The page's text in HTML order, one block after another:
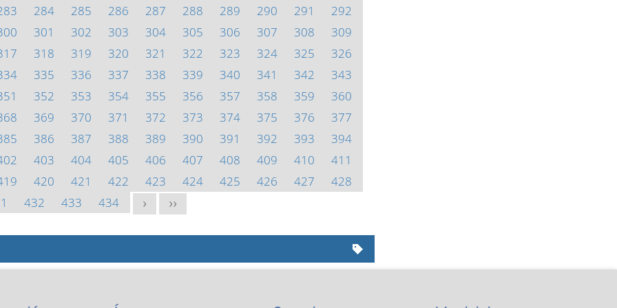
284 285 286 287 288 289 290 291
292
301 302 303 304 305 306 307 308
309
318 319 320 321 322 323 324 325
326
335 336 337 338 339 340 341 342
343
352 353 354 355 356 357 358 359
360
369 370 371 372 373 374 375 376
377
386 387 388 389 390 391 392 393
394
403 404 405 406 407 408 409 410
411
420 421 422 423 424 425 426 427
428
432 433 434 > >>